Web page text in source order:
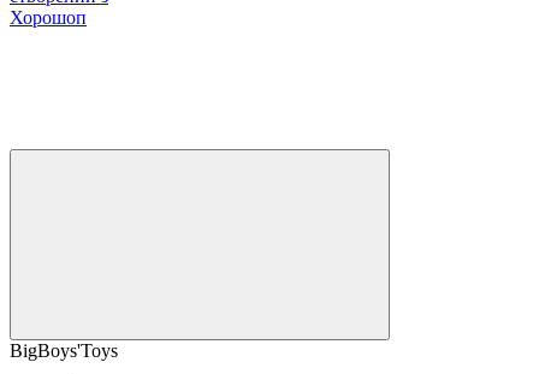
Хорошоп
BigBoys'Toys